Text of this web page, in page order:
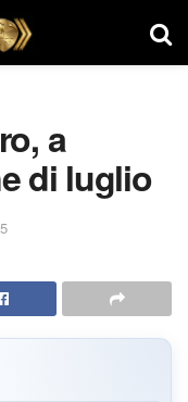
a
di luglio